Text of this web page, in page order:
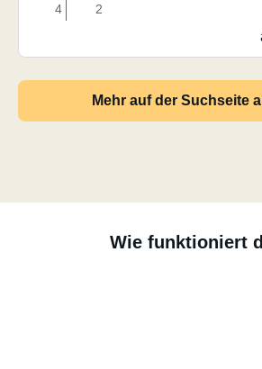
4 2
Mehr auf der Suchseite
Wie funktioniert